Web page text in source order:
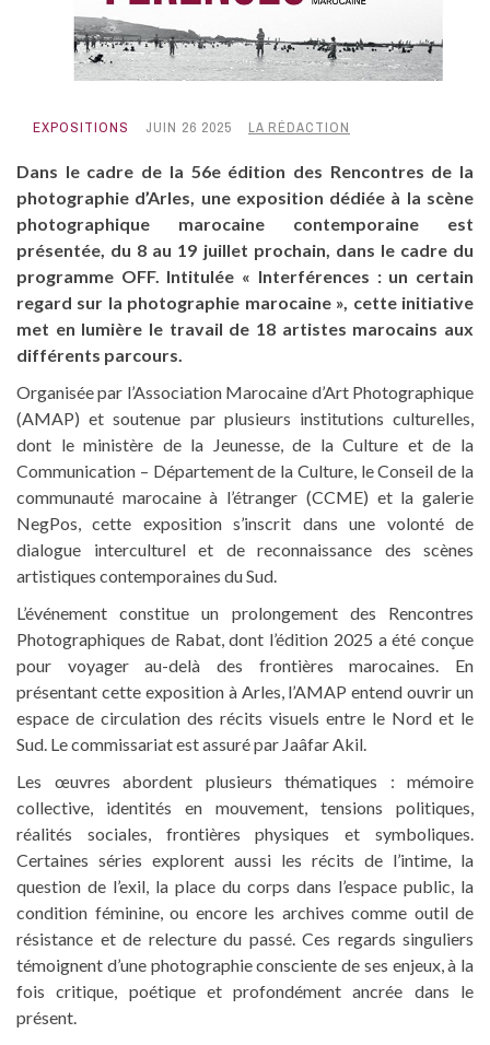
EXPOSITIONS JUIN 26 2025 LA RÉDACTION
Dans le cadre de la 56e édition des Rencontres de la
photographie d’Arles, une exposition dédiée à la scène
photographique marocaine contemporaine est
présentée, du 8 au 19 juillet prochain, dans le cadre du
programme OFF. Intitulée « Interférences : un certain
regard sur la photographie marocaine », cette initiative
met en lumière le travail de 18 artistes marocains aux
différents parcours.
Organisée par l’Association Marocaine d’Art Photographique
(AMAP) et soutenue par plusieurs institutions culturelles,
dont le ministère de la Jeunesse, de la Culture et de la
Communication – Département de la Culture, le Conseil de la
communauté marocaine à l’étranger (CCME) et la galerie
NegPos, cette exposition s’inscrit dans une volonté de
dialogue interculturel et de reconnaissance des scènes
artistiques contemporaines du Sud.
L’événement constitue un prolongement des Rencontres
Photographiques de Rabat, dont l’édition 2025 a été conçue
pour voyager au-delà des frontières marocaines. En
présentant cette exposition à Arles, l’AMAP entend ouvrir un
espace de circulation des récits visuels entre le Nord et le
Sud. Le commissariat est assuré par Jaâfar Akil.
Les œuvres abordent plusieurs thématiques : mémoire
collective, identités en mouvement, tensions politiques,
réalités sociales, frontières physiques et symboliques.
Certaines séries explorent aussi les récits de l’intime, la
question de l’exil, la place du corps dans l’espace public, la
condition féminine, ou encore les archives comme outil de
résistance et de relecture du passé. Ces regards singuliers
témoignent d’une photographie consciente de ses enjeux, à la
fois critique, poétique et profondément ancrée dans le
présent.